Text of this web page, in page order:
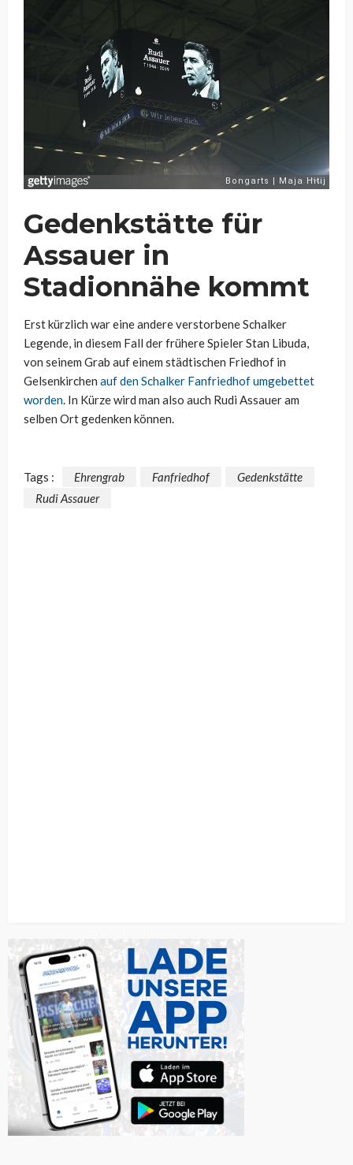
Gedenkstätte für
Assauer in
Stadionnähe kommt
Erst kürzlich war eine andere verstorbene Schalker
Legende, in diesem Fall der frühere Spieler Stan Libuda,
von seinem Grab auf einem städtischen Friedhof in
Gelsenkirchen auf den Schalker Fanfriedhof umgebettet
worden. In Kürze wird man also auch Rudi Assauer am
selben Ort gedenken können.
Tags : Ehrengrab Fanfriedhof
Gedenkstätte
Rudi Assauer